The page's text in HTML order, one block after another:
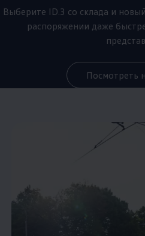
Выберите ID.3 со склада и
распоряжении даже
Посмотреть